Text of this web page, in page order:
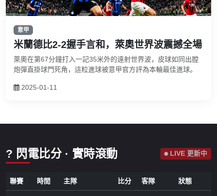
意甲
米蘭德比2-2握手言和，萊奧世界波震撼全場
萊奧在第67分鐘打入一記35米外的遠射世界波，皮球如同出膛
炮彈直掛球門死角，這粒進球被意甲官方評為本輪最佳進球。
2025-01-11
? 閃電比分 · 實時滾動 LIVE 更新中
聯賽 時間 主隊 比分 客隊 狀態